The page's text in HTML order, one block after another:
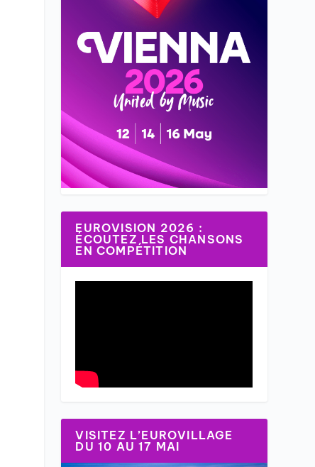
EUROVISION 2026 :
ÉCOUTEZ LES CHANSONS
EN COMPÉTITION
VISITEZ L’EUROVILLAGE
DU 10 AU 17 MAI